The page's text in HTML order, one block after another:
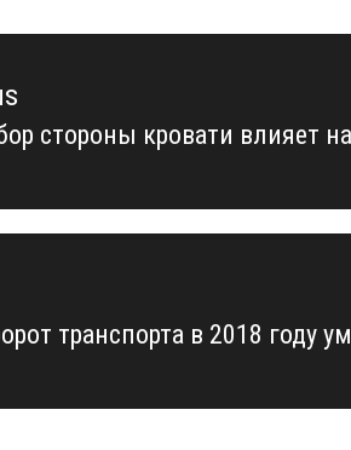
стороны кровати влияет
транспорта в 2018 году